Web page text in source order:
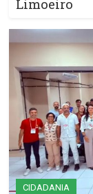
Limoeiro
CIDADANIA